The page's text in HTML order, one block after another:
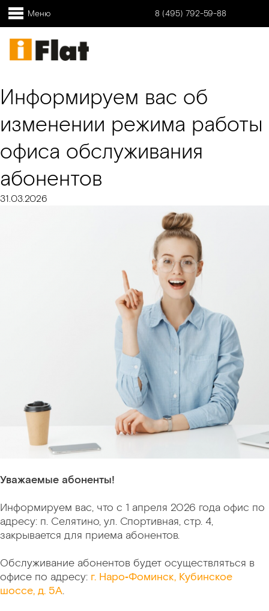
Меню 8 (495) 792-59-88
Информируем вас об
изменении режима работы
офиса обслуживания
абонентов
31.03.2026
Уважаемые абоненты!
Информируем вас, что с 1 апреля 2026 года офис по
адресу: п. Селятино, ул. Спортивная, стр. 4,
закрывается для приема абонентов.
Обслуживание абонентов будет осуществляться в
офисе по адресу: г. Наро‑Фоминск, Кубинское
шоссе, д. 5А.